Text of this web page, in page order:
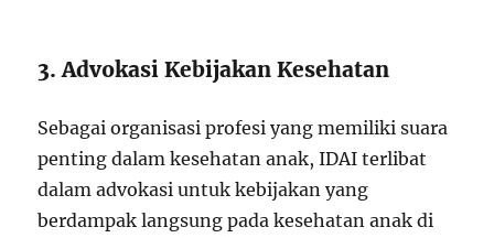
3. Advokasi Kebijakan Kesehatan
Sebagai organisasi profesi yang memiliki suara
penting dalam kesehatan anak, IDAI terlibat
dalam advokasi untuk kebijakan yang
berdampak langsung pada kesehatan anak di